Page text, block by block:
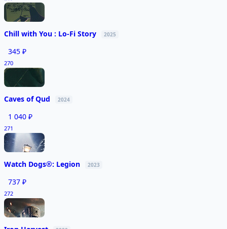
Chill with You : Lo-Fi Story 2025
345 ₽
270
Caves of Qud 2024
1 040 ₽
271
Watch Dogs®: Legion 2023
737 ₽
272